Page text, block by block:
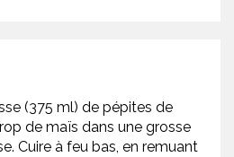
(375 ml) de pépites de
de maïs dans une grosse
Cuire à feu bas, en remuant